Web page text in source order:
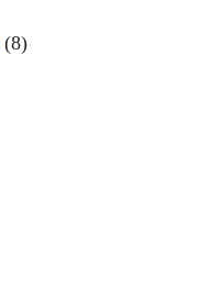
(8)